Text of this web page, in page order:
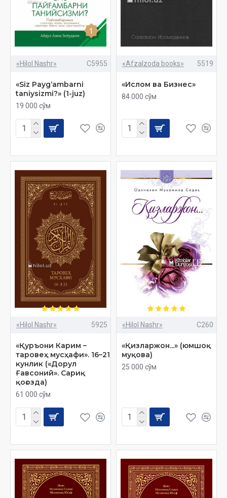
«Hilol Nashr» C5955
«Siz Payg‘ambarni
taniysizmi?» (1-juz)
19 000 сўм
«Afzalzoda books» 5519
«Ислом ва Бизнес»
84 000 сўм
«Hilol Nashr» 5925
«Қуръони Карим –
таровеҳ мусҳафи». 16–21
кунлик («Дорул
Ғавсоний». Сариқ
қоғозда)
61 000 сўм
«Hilol Nashr» C260
«Қизларжон...» (юмшоқ
муқова)
25 000 сўм